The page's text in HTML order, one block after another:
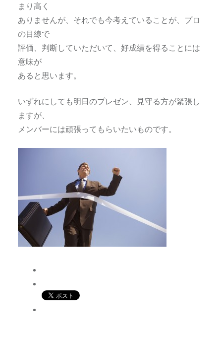
まり高く
ありませんが、それでも今考えていることが、プロ
の目線で
評価、判断していただいて、好成績を得ることには
意味が
あると思います。
いずれにしても明日のプレゼン、見守る方が緊張し
ますが、
メンバーには頑張ってもらいたいものです。